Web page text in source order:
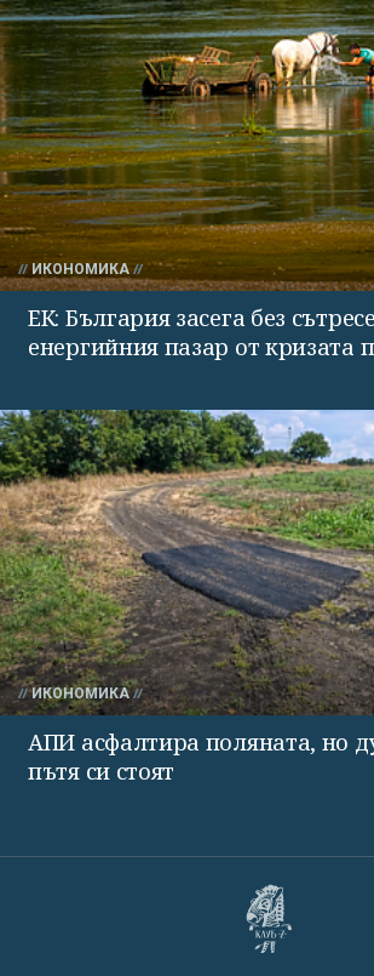
ИКОНОМИКА
ЕК: България засега без
енергийния пазар от кризата
ИКОНОМИКА
АПИ асфалтира поляната, но
пътя си стоят